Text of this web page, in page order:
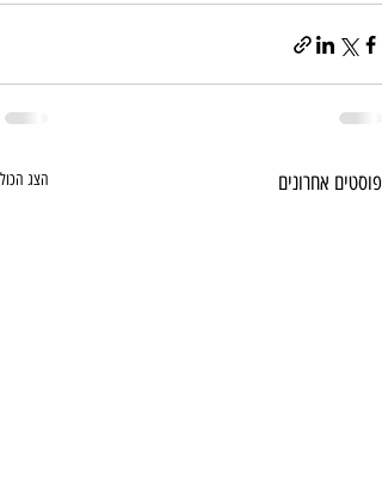
פוסטים אחרונים הצג הכול